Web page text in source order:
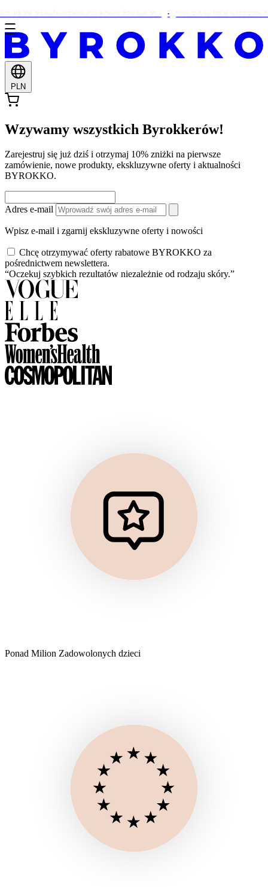
PLN
Wzywamy wszystkich Byrokkerów!
Zarejestruj się już dziś i otrzymaj 10% zniżki na pierwsze
zamówienie, nowe produkty, ekskluzywne oferty i aktualności
BYROKKO.
Adres e-mail
Wpisz e-mail i zgarnij ekskluzywne oferty i nowości
Chcę otrzymywać oferty rabatowe BYROKKO za
pośrednictwem newslettera.
“Oczekuj szybkich rezultatów niezależnie od rodzaju skóry.”
Ponad Milion Zadowolonych dzieci